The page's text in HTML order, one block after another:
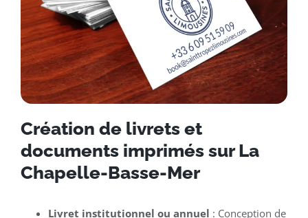
Création de livrets et
documents imprimés sur La
Chapelle-Basse-Mer
Livret institutionnel ou annuel : Conception de